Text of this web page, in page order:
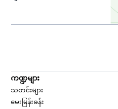
ကဏ္ဍများ
သတင်းများ
မေးမြန်းခန်း